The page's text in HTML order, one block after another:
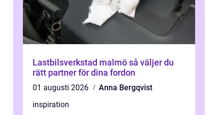
Lastbilsverkstad malmö så väljer du
rätt partner för dina fordon
01 augusti 2026
Anna Bergqvist
inspiration